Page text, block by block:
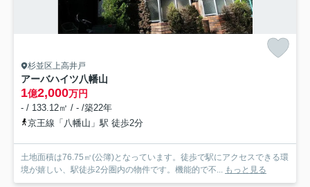
杉並区上高井戸
アーバハイツ八幡山
1億2,000万円
- / 133.12㎡ / - /築22年
京王線「八幡山」駅 徒歩2分
土地面積は76.75㎡(公簿)となっています。徒歩で駅にアクセスできる環
境が嬉しい、駅徒歩2分圏内の物件です。機能的で不...
もっと見る